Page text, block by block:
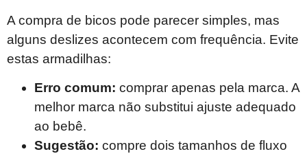
A compra de bicos pode parecer simples, mas
alguns deslizes acontecem com frequência. Evite
estas armadilhas:
Erro comum: comprar apenas pela marca. A
melhor marca não substitui ajuste adequado
ao bebê.
Sugestão: compre dois tamanhos de fluxo